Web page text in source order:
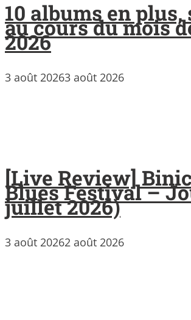
10 albums en
au cours du mois
2026
3 août 20263 août 2026
[Live Review]
Blues Festival –
juillet 2026)
3 août 20262 août 2026